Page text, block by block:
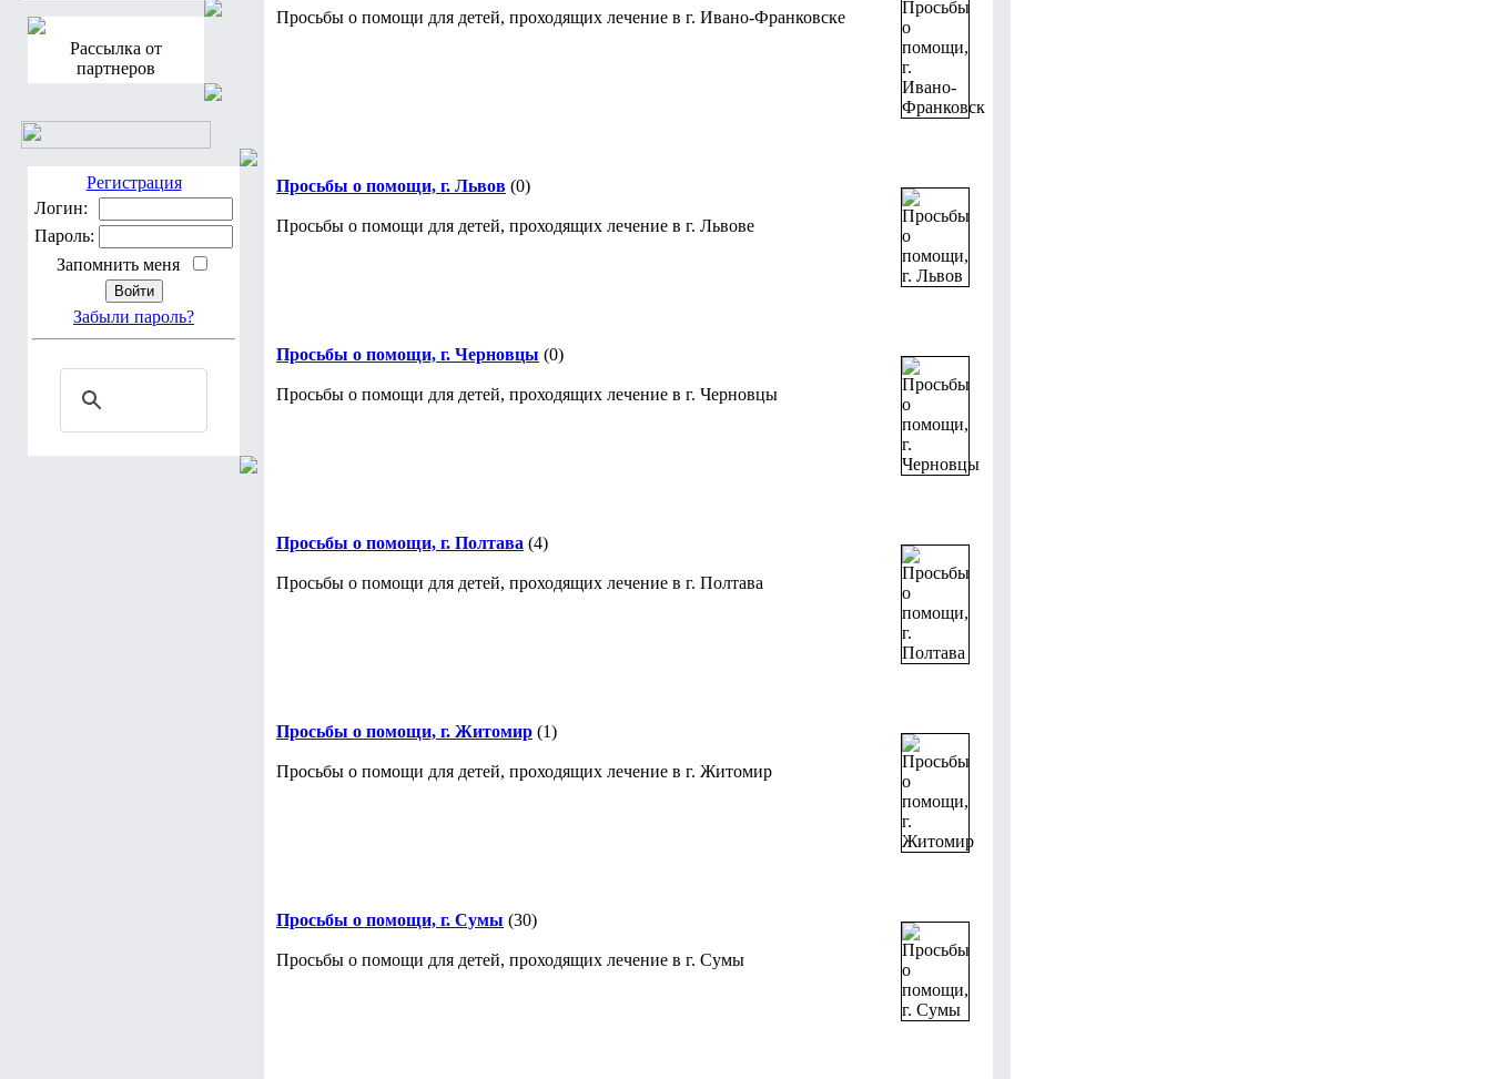
Рассылка от
партнеров
Регистрация
Логин:
Пароль:
Запомнить меня
Забыли пароль?
Просьбы о помощи для детей, проходящих лечение в г. Ивано-Франковске
Просьбы о помощи, г. Львов (0)
Просьбы о помощи для детей, проходящих лечение в г. Львове
Просьбы о помощи, г. Черновцы (0)
Просьбы о помощи для детей, проходящих лечение в г. Черновцы
Просьбы о помощи, г. Полтава (4)
Просьбы о помощи для детей, проходящих лечение в г. Полтава
Просьбы о помощи, г. Житомир (1)
Просьбы о помощи для детей, проходящих лечение в г. Житомир
Просьбы о помощи, г. Сумы (30)
Просьбы о помощи для детей, проходящих лечение в г. Сумы